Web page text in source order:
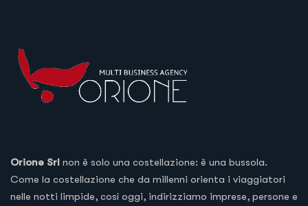
Orione Srl non è solo una costellazione: è una bussola.
Come la costellazione che da millenni orienta i viaggiatori
nelle notti limpide, così oggi, indirizziamo imprese, persone e